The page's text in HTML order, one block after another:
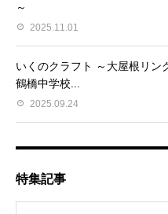
～
2025.11.01
いくのクラフト ～大屋根リ
鶴橋中学校...
2025.09.24
特集記事